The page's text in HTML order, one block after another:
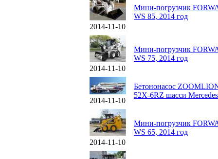
2014-11-10
Мини-погрузчик
WS 85, 2014 год
2014-11-10
Мини-погрузчик
WS 75, 2014 год
2014-11-10
Бетононасос
52X-6RZ шасси Mercedes
2014-11-10
Мини-погрузчик
WS 65, 2014 год